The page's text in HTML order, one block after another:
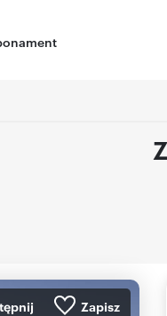
Zapisz